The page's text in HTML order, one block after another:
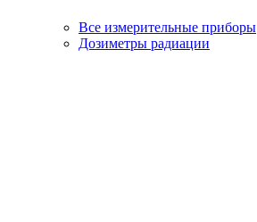
Все измерительные приборы
Дозиметры радиации